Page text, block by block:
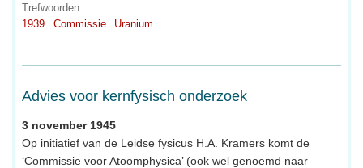
Trefwoorden:
1939
Commissie Uranium
Advies voor kernfysisch onderzoek
3 november 1945
Op initiatief van de Leidse fysicus H.A. Kramers komt de
‘Commissie voor Atoomphysica’ (ook wel genoemd naar